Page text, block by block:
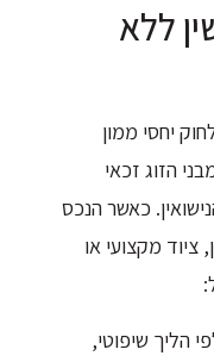
ללא
המחדל החוקית קבועה בסעיף 5 לחוק יחסי ממון
מבני הזוג זכאי
כאשר הנכס
מקצועי או
הליך שיפוטי,